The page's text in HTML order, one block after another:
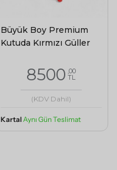
Büyük Boy Premium
Kutuda Kırmızı Güller
8500 ,00
TL
(KDV Dahil)
KartalAynı Gün Teslimat